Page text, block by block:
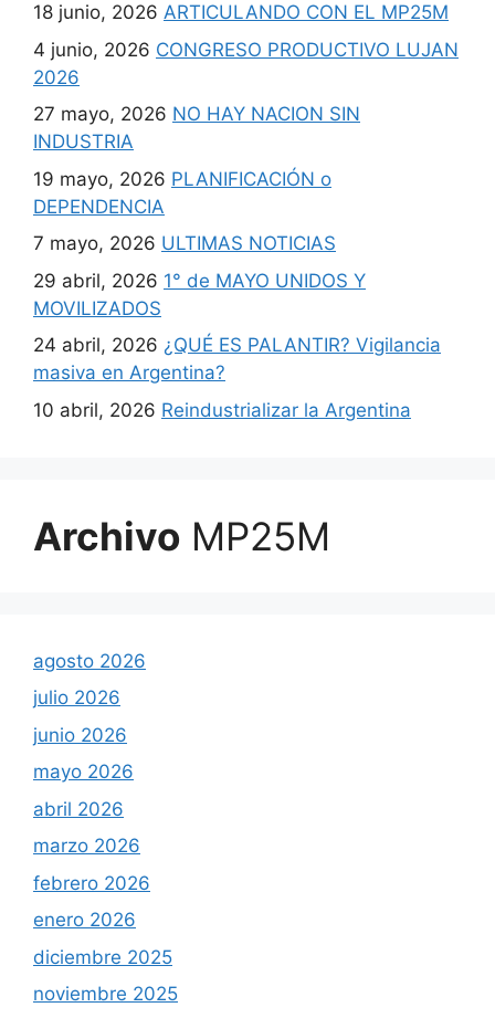
18 junio, 2026 ARTICULANDO CON EL MP25M
4 junio, 2026 CONGRESO PRODUCTIVO LUJAN
2026
27 mayo, 2026 NO HAY NACION SIN
INDUSTRIA
19 mayo, 2026 PLANIFICACIÓN o
DEPENDENCIA
7 mayo, 2026 ULTIMAS NOTICIAS
29 abril, 2026 1° de MAYO UNIDOS Y
MOVILIZADOS
24 abril, 2026 ¿QUÉ ES PALANTIR? Vigilancia
masiva en Argentina?
10 abril, 2026 Reindustrializar la Argentina
Archivo MP25M
agosto 2026
julio 2026
junio 2026
mayo 2026
abril 2026
marzo 2026
febrero 2026
enero 2026
diciembre 2025
noviembre 2025